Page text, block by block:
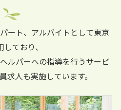
ート、アルバイトとして東京
しており、
ルパーへの指導を行うサービ
求人も実施しています。